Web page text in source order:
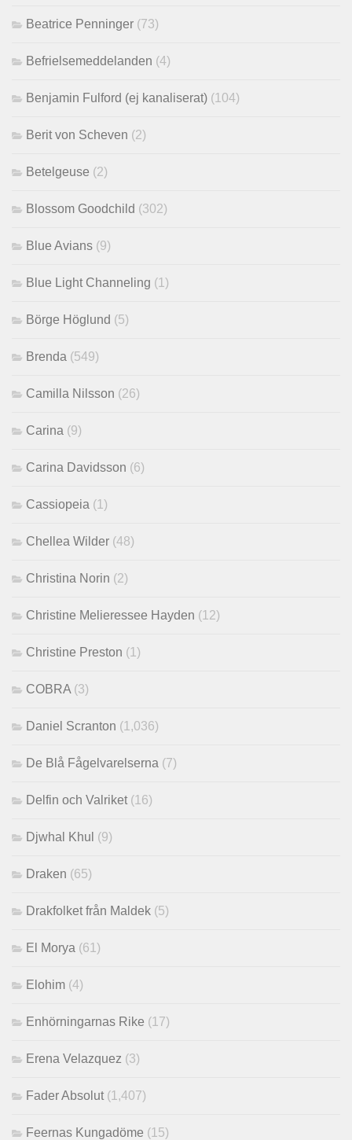
Beatrice Penninger (73)
Befrielsemeddelanden (4)
Benjamin Fulford (ej kanaliserat) (104)
Berit von Scheven (2)
Betelgeuse (2)
Blossom Goodchild (302)
Blue Avians (9)
Blue Light Channeling (1)
Börge Höglund (5)
Brenda (549)
Camilla Nilsson (26)
Carina (9)
Carina Davidsson (6)
Cassiopeia (1)
Chellea Wilder (48)
Christina Norin (2)
Christine Melieressee Hayden (12)
Christine Preston (1)
COBRA (3)
Daniel Scranton (1,036)
De Blå Fågelvarelserna (7)
Delfin och Valriket (16)
Djwhal Khul (9)
Draken (65)
Drakfolket från Maldek (5)
El Morya (61)
Elohim (4)
Enhörningarnas Rike (17)
Erena Velazquez (3)
Fader Absolut (1,407)
Feernas Kungadöme (15)